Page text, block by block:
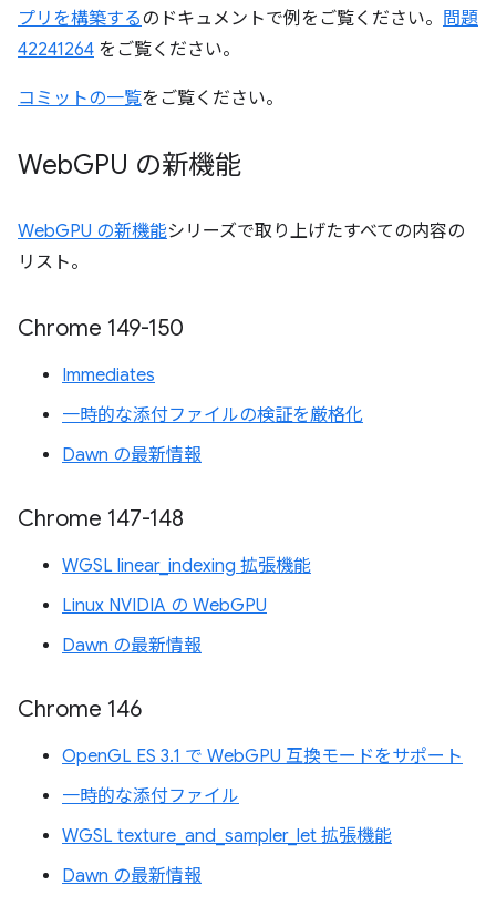
プリを構築するのドキュメントで例をご覧ください。 問題
42241264 をご覧ください。
コミットの一覧をご覧ください。
WebGPU の新機能
WebGPU の新機能シリーズで取り上げたすべての内容の
リスト。
Chrome 149-150
Immediates
一時的な添付ファイルの検証を厳格化
Dawn の最新情報
Chrome 147-148
WGSL linear_indexing 拡張機能
Linux NVIDIA の WebGPU
Dawn の最新情報
Chrome 146
OpenGL ES 3.1 で WebGPU 互換モードをサポート
一時的な添付ファイル
WGSL texture_and_sampler_let 拡張機能
Dawn の最新情報